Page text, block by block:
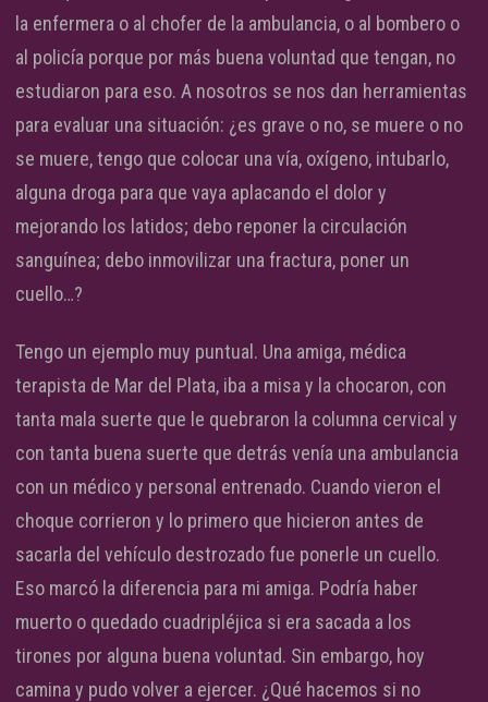
la enfermera o al chofer de la ambulancia, o al bombero o
al policía porque por más buena voluntad que tengan, no
estudiaron para eso. A nosotros se nos dan herramientas
para evaluar una situación: ¿es grave o no, se muere o no
se muere, tengo que colocar una vía, oxígeno, intubarlo,
alguna droga para que vaya aplacando el dolor y
mejorando los latidos; debo reponer la circulación
sanguínea; debo inmovilizar una fractura, poner un
cuello…?
Tengo un ejemplo muy puntual. Una amiga, médica
terapista de Mar del Plata, iba a misa y la chocaron, con
tanta mala suerte que le quebraron la columna cervical y
con tanta buena suerte que detrás venía una ambulancia
con un médico y personal entrenado. Cuando vieron el
choque corrieron y lo primero que hicieron antes de
sacarla del vehículo destrozado fue ponerle un cuello.
Eso marcó la diferencia para mi amiga. Podría haber
muerto o quedado cuadripléjica si era sacada a los
tirones por alguna buena voluntad. Sin embargo, hoy
camina y pudo volver a ejercer. ¿Qué hacemos si no